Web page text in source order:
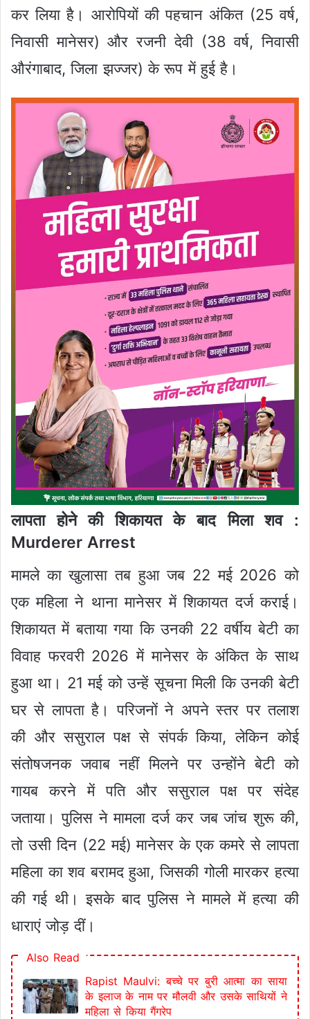
कर लिया है। आरोपियों की पहचान अंकित (25 वर्ष,
निवासी मानेसर) और रजनी देवी (38 वर्ष, निवासी
औरंगाबाद, जिला झज्जर) के रूप में हुई है।
लापता होने की शिकायत के बाद मिला शव :
Murderer Arrest
मामले का खुलासा तब हुआ जब 22 मई 2026 को
एक महिला ने थाना मानेसर में शिकायत दर्ज कराई।
शिकायत में बताया गया कि उनकी 22 वर्षीय बेटी का
विवाह फरवरी 2026 में मानेसर के अंकित के साथ
हुआ था। 21 मई को उन्हें सूचना मिली कि उनकी बेटी
घर से लापता है। परिजनों ने अपने स्तर पर तलाश
की और ससुराल पक्ष से संपर्क किया, लेकिन कोई
संतोषजनक जवाब नहीं मिलने पर उन्होंने बेटी को
गायब करने में पति और ससुराल पक्ष पर संदेह
जताया। पुलिस ने मामला दर्ज कर जब जांच शुरू की,
तो उसी दिन (22 मई) मानेसर के एक कमरे से लापता
महिला का शव बरामद हुआ, जिसकी गोली मारकर हत्या
की गई थी। इसके बाद पुलिस ने मामले में हत्या की
धाराएं जोड़ दीं।
Also Read
Rapist Maulvi: बच्चे पर बुरी आत्मा का साया
के इलाज के नाम पर मौलवी और उसके साथियों ने
महिला से किया गैंगरेप